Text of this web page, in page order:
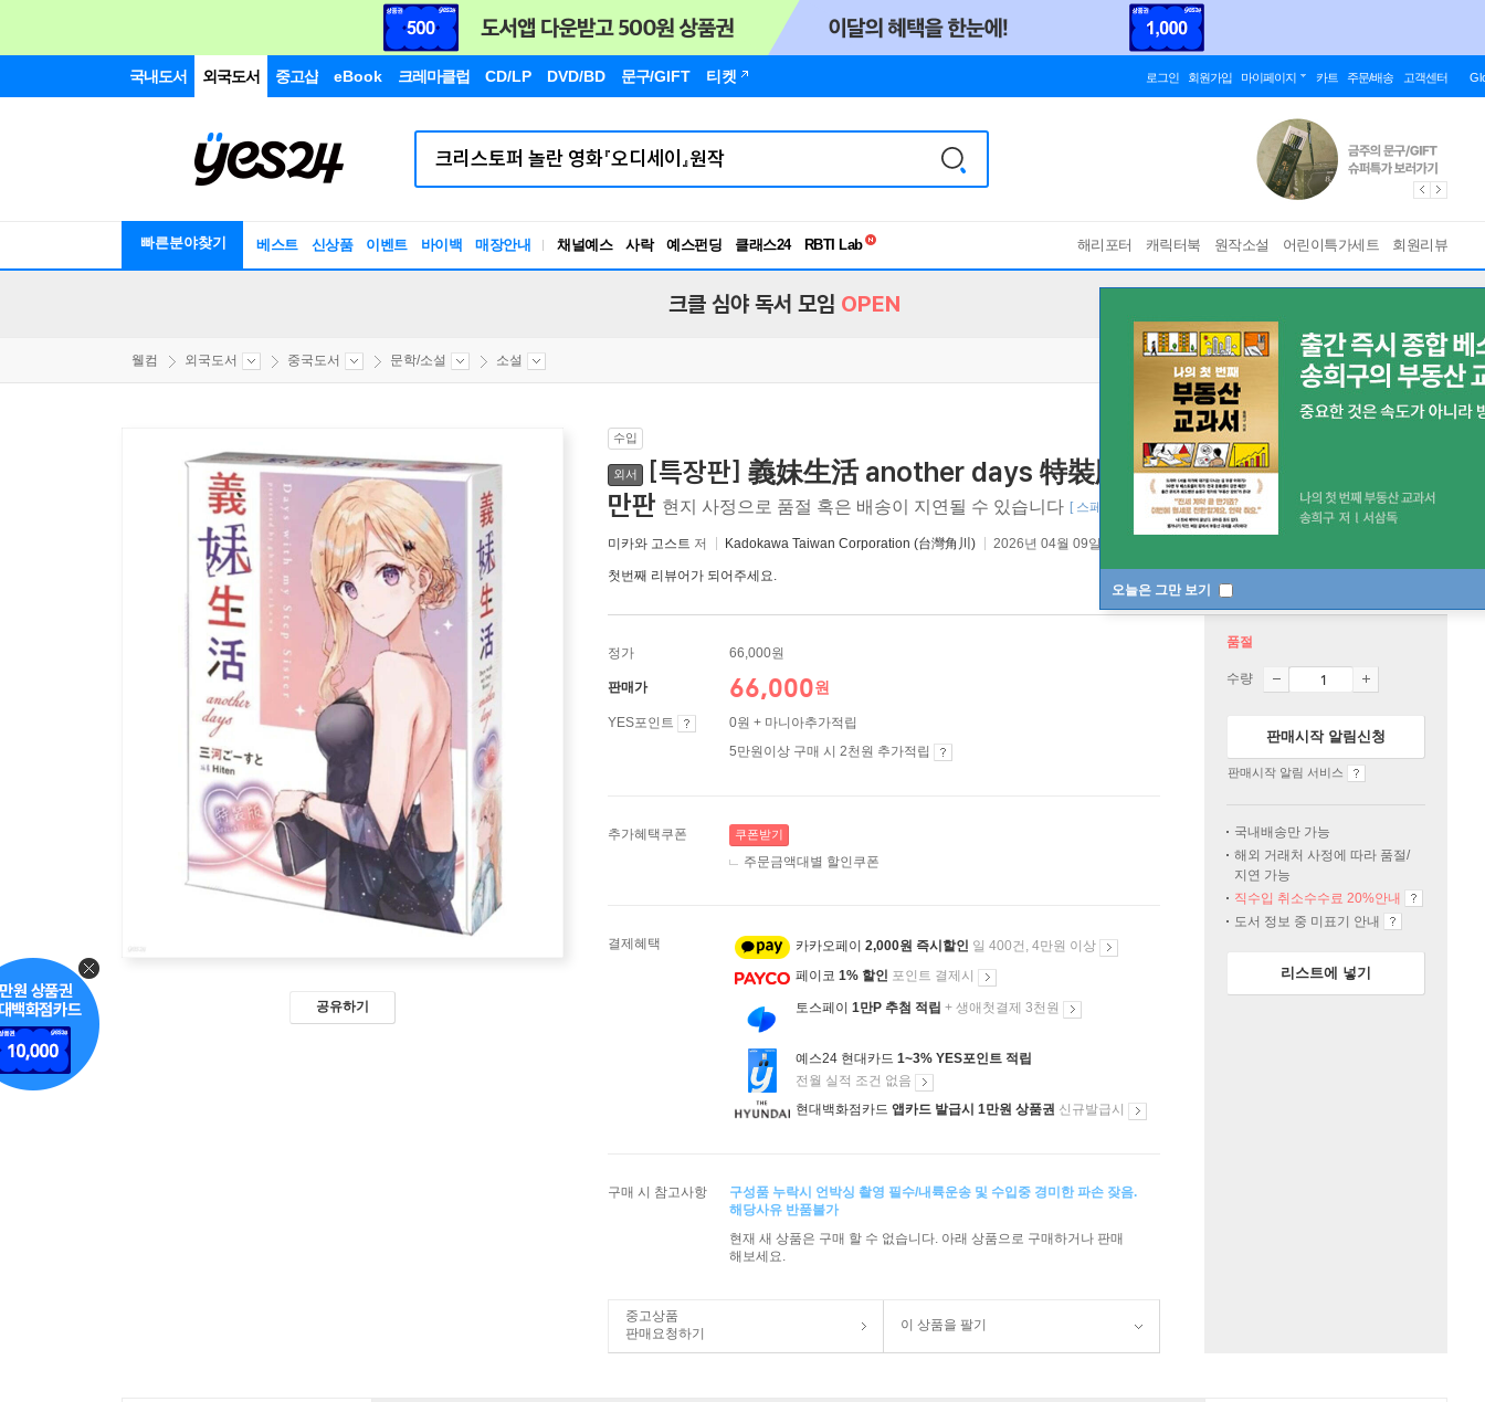
국내도서 외국도서 중고샵 eBook 크레마클럽 CD/LP DVD/BD 문구/GIFT 티켓 로그인 회원가입 마이페이지 카트 주문/배송 고객센터
빠른분야찾기 베스트 신상품 이벤트 바이백 매장안내 채널예스 사락 예스펀딩 클래스24
독서유형검사
해리포터 캐릭터북 원작소설 어린이특가세트 회원리뷰
오늘은 그만 보기
크클 심야 독서 모임 OPEN
웰컴 외국도서 중국도서 문학/소설 소설
공유하기
수입
외서
[특장판] 義妹生活 another days 特裝版 의매생활 another days 대
만판 현지 사정으로 품절 혹은 배송이 지연될 수 있습니다 [ 스페셜 오더 / 반품 불가 / 중국어 번체 ] 바인딩 & 에디션 안내
미카와 고스트 저 Kadokawa Taiwan Corporation (台灣角川) 2026년 04월 09일
첫번째 리뷰어가 되어주세요.
정가 66,000원
판매가 66,000원
YES포인트
0원 + 마니아추가적립
5만원이상 구매 시 2천원 추가적립
추가혜택쿠폰 쿠폰받기
주문금액대별 할인쿠폰
결제혜택 카카오페이 2,000원 즉시할인 일 400건, 4만원 이상
페이코 1% 할인 포인트 결제시
토스페이 1만P 추첨 적립 + 생애첫결제 3천원
예스24 현대카드 1~3% YES포인트 적립
전월 실적 조건 없음
현대백화점카드 앱카드 발급시 1만원 상품권 신규발급시
구매 시 참고사항
구성품 누락시 언박싱 촬영 필수/내륙운송 및 수입중 경미한 파손 잦음.
해당사유 반품불가
현재 새 상품은 구매 할 수 없습니다. 아래 상품으로 구매하거나 판매
해보세요.
중고상품
판매요청하기
이 상품을 팔기
품절
수량
판매시작 알림신청
판매시작 알림 서비스
국내배송만 가능
해외 거래처 사정에 따라 품절/
지연 가능
직수입 취소수수료 20%안내
도서 정보 중 미표기 안내
리스트에 넣기